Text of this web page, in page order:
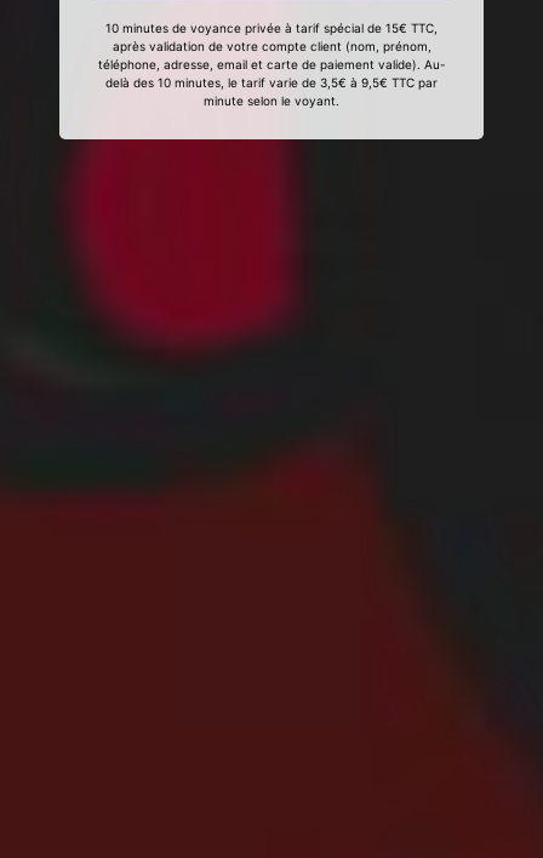
10 minutes de voyance privée à tarif spécial de 15€ TTC,
après validation de votre compte client (nom, prénom,
téléphone, adresse, email et carte de paiement valide). Au-
delà des 10 minutes, le tarif varie de 3,5€ à 9,5€ TTC par
minute selon le voyant.